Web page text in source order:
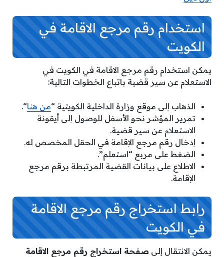
استخدام رقم مرجع الاقامة في
الكويت
يمكن استخدام رقم مرجع الاقامة في الكويت في
الاستعلام عن سير قضية باتباع الخطوات التالية:
الذهاب إلى موقع وزارة الداخلية الكويتية “من هنا“.
تمرير المؤشر نحو الأسفل للوصول إلى أيقونة
الاستعلام عن سير قضية.
إدخال رقم مرجع الإقامة في الحقل المخصص له.
الضغط على مربع “استعلم”.
الاطلاع على بيانات القضية المرتبطة برقم مرجع
الإقامة.
رابط استخراج رقم مرجع الاقامة
في الكويت
يمكن الانتقال إلى صفحة استخراج رقم مرجع الاقامة